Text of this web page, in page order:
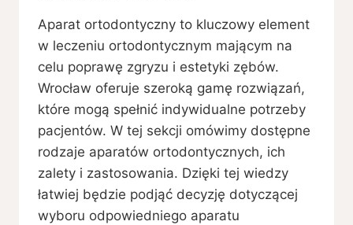
Aparat ortodontyczny to kluczowy element
w leczeniu ortodontycznym mającym na
celu poprawę zgryzu i estetyki zębów.
Wrocław oferuje szeroką gamę rozwiązań,
które mogą spełnić indywidualne potrzeby
pacjentów. W tej sekcji omówimy dostępne
rodzaje aparatów ortodontycznych, ich
zalety i zastosowania. Dzięki tej wiedzy
łatwiej będzie podjąć decyzję dotyczącej
wyboru odpowiedniego aparatu